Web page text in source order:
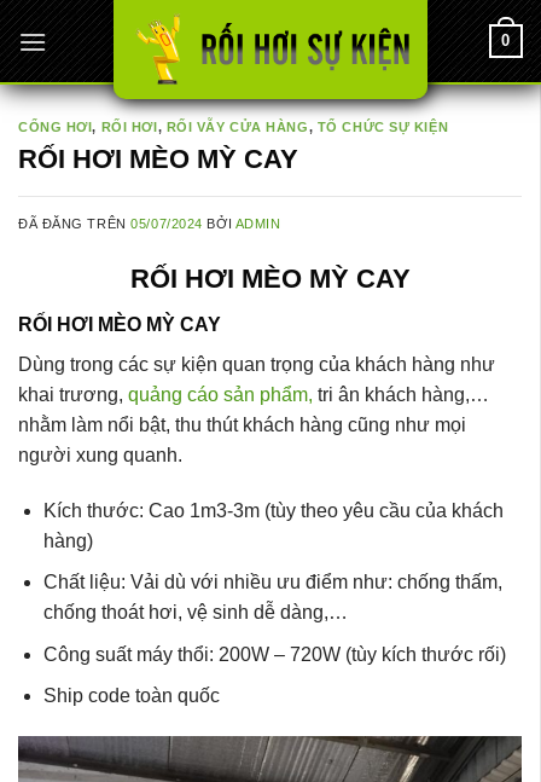
Chuyển
đến
nội
dung
0
CỔNG HƠI, RỐI HƠI, RỐI VẪY CỬA HÀNG, TỔ CHỨC SỰ KIỆN
RỐI HƠI MÈO MỲ CAY
ĐÃ ĐĂNG TRÊN05/07/2024 BỞI ADMIN
RỐI HƠI MÈO MỲ CAY
RỐI HƠI MÈO MỲ CAY
Dùng trong các sự kiện quan trọng của khách hàng như
khai trương, quảng cáo sản phẩm, tri ân khách hàng,…
nhằm làm nổi bật, thu thút khách hàng cũng như mọi
người xung quanh.
Kích thước: Cao 1m3-3m (tùy theo yêu cầu của khách
hàng)
Chất liệu: Vải dù với nhiều ưu điểm như: chống thấm,
chống thoát hơi, vệ sinh dễ dàng,…
Công suất máy thổi: 200W – 720W (tùy kích thước rối)
Ship code toàn quốc